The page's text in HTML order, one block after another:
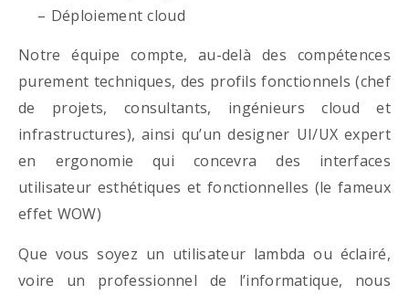
– Déploiement cloud
Notre équipe compte, au-delà des compétences
purement techniques, des profils fonctionnels (chef
de projets, consultants, ingénieurs cloud et
infrastructures), ainsi qu’un designer UI/UX expert
en ergonomie qui concevra des interfaces
utilisateur esthétiques et fonctionnelles (le fameux
effet WOW)
Que vous soyez un utilisateur lambda ou éclairé,
voire un professionnel de l’informatique, nous